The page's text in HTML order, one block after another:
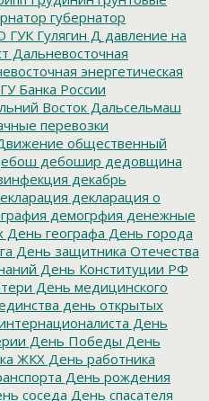
губернатор
ГУК Гулягин Д давление на
Дальневосточная
энергетическая
Банка России
Восток Дальсельмаш
перевозки
общественный
дебошир дедовщина
декабрь
декларация о
демогрфия денежные
День географа День города
День защитника Отечества
День Конституции РФ
День медицинского
день открытых
День
День Победы День
ЖКХ День работника
День рождения
соседа День спасателя